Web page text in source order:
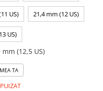
US) 21,4 mm (12 US)
US)
mm (12,5 US)
TA